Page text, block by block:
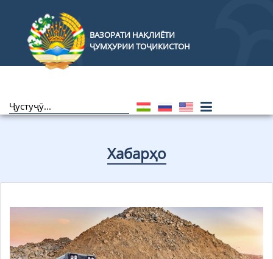
ВАЗОРАТИ НАҚЛИЁТИ
ҶУМҲУРИИ ТОҶИКИСТОН
Хабарҳо